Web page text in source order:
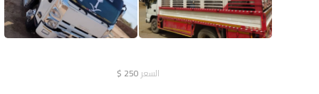
السعر 250
$